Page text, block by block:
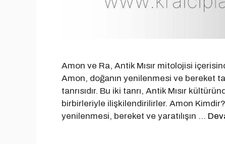
Amon ve Ra, Antik Mısır mitolojisi
Amon, doğanın yenilenmesi ve bereket
tanrısıdır. Bu iki tanrı, Antik Mısır
birbirleriyle ilişkilendirilirler. Amon
yenilenmesi, bereket ve yaratılışın …